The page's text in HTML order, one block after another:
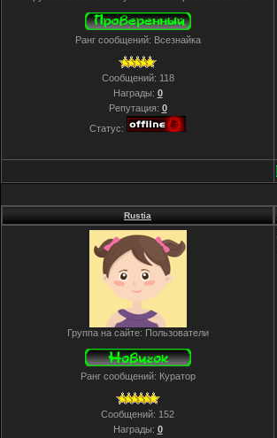
Ранг сообщений: Всезнайка
Сообщений: 118
Награды: 0
Репутация: 0
Статус:
Rustia
Группа на сайте: Пользователи
Ранг сообщений: Куратор
Сообщений: 152
Награды: 0